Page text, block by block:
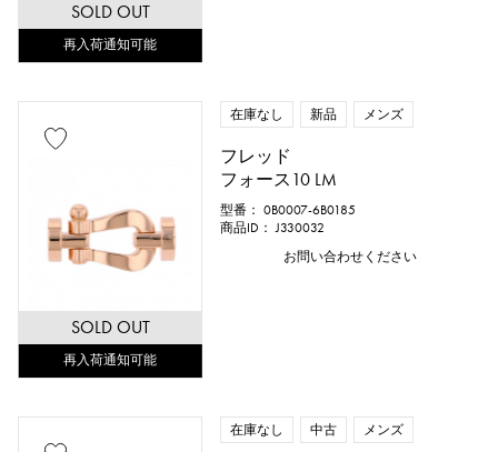
SOLD OUT
再入荷通知可能
SOLD OUT
再入荷通知可能
在庫なし 新品 メンズ
フレッド
フォース10 LM
型番： 0B0007-6B0185
商品ID： J330032
お問い合わせください
在庫なし 中古 メンズ